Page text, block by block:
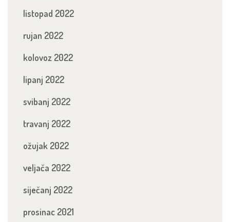
listopad 2022
rujan 2022
kolovoz 2022
lipanj 2022
svibanj 2022
travanj 2022
ožujak 2022
veljača 2022
siječanj 2022
prosinac 2021